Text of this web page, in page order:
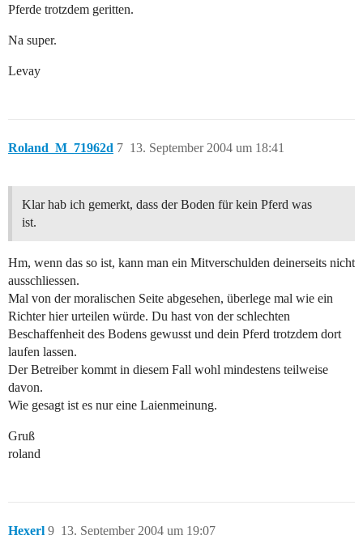
Pferde trotzdem geritten.
Na super.
Levay
Roland_M_71962d 13. September 2004 um 18:41
7
Klar hab ich gemerkt, dass der Boden für kein Pferd was
ist.
Hm, wenn das so ist, kann man ein Mitverschulden deinerseits nicht
ausschliessen.
Mal von der moralischen Seite abgesehen, überlege mal wie ein
Richter hier urteilen würde. Du hast von der schlechten
Beschaffenheit des Bodens gewusst und dein Pferd trotzdem dort
laufen lassen.
Der Betreiber kommt in diesem Fall wohl mindestens teilweise
davon.
Wie gesagt ist es nur eine Laienmeinung.
Gruß
roland
Hexerl 13. September 2004 um 19:07
9